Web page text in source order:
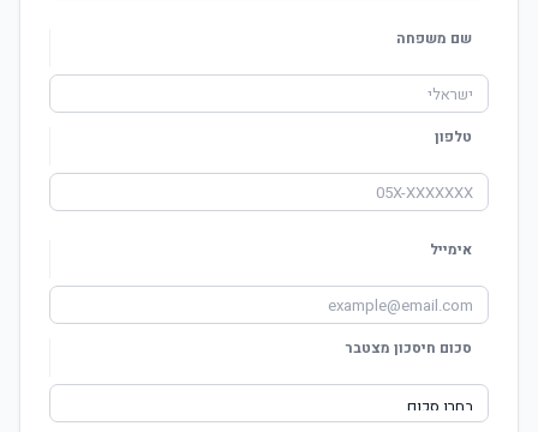
שם משפחה
טלפון
אימייל
סכום חיסכון מצטבר